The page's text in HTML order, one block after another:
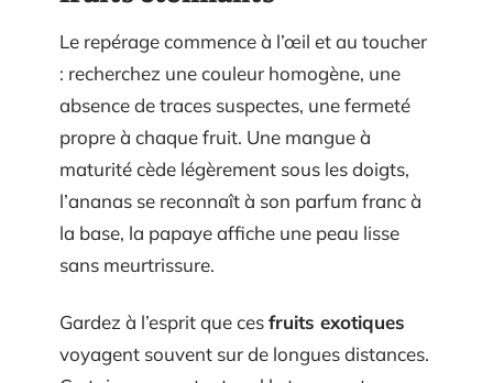
Le repérage commence à l’œil et au toucher
: recherchez une couleur homogène, une
absence de traces suspectes, une fermeté
propre à chaque fruit. Une mangue à
maturité cède légèrement sous les doigts,
l’ananas se reconnaît à son parfum franc à
la base, la papaye affiche une peau lisse
sans meurtrissure.
Gardez à l’esprit que cesfruits exotiques
voyagent souvent sur de longues distances.